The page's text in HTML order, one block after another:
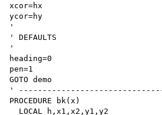
xcor=hx
ycor=hy
'
' DEFAULTS
'
heading=0
pen=1
GOTO demo
'
PROCEDURE bk(x)
  LOCAL h,x1,x2,y1,y2